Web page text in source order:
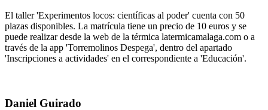
El taller 'Experimentos locos: científicas al poder' cuenta con 50
plazas disponibles. La matrícula tiene un precio de 10 euros y se
puede realizar desde la web de la térmica latermicamalaga.com o a
través de la app 'Torremolinos Despega', dentro del apartado
'Inscripciones a actividades' en el correspondiente a 'Educación'.
Daniel Guirado